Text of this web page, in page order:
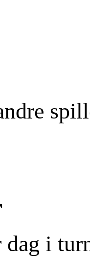
dag i